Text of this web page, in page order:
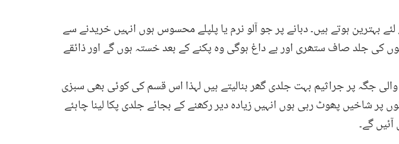
بہترین ہوتے ہیں۔ دبانے پر جو آلو نرم یا پلپلے محسوس ہوں انہیں خریدنے سے
کی جلد صاف ستھری اور بے داغ ہوگی وہ پکنے کے بعد خستہ ہوں گے اور ذائقے
جگہ پر جراثیم بہت جلدی گھر بنالیتے ہیں لہذا اس قسم کی کوئی بھی سبزی
پھوٹ رہی ہوں انہیں زیادہ دیر رکھنے کے بجائے جلدی پکا لینا چاہئے
گے۔